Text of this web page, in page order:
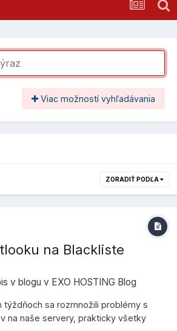
Viac možností vyhľadávania
ZORADIŤ PODĽA
na Blackliste
v blogu v EXO HOSTING Blog
týždňoch sa rozmnožili problémy s
na naše servery, prakticky všetky